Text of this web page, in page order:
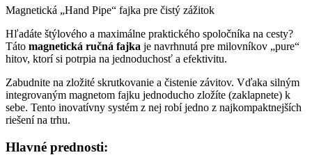
Magnetická „Hand Pipe“ fajka pre čistý zážitok
Hľadáte štýlového a maximálne praktického spoločníka na cesty?
Táto magnetická ručná fajka je navrhnutá pre milovníkov „pure“
hitov, ktorí si potrpia na jednoduchosť a efektivitu.
Zabudnite na zložité skrutkovanie a čistenie závitov. Vďaka silným
integrovaným magnetom fajku jednoducho zložíte (zaklapnete) k
sebe. Tento inovatívny systém z nej robí jedno z najkompaktnejších
riešení na trhu.
Hlavné prednosti: